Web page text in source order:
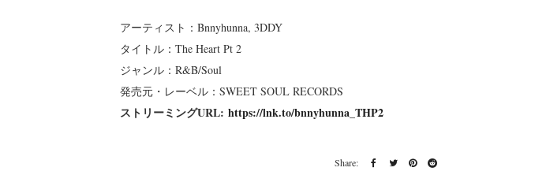
アーティスト：Bnnyhunna, 3DDY
タイトル：The Heart Pt 2
ジャンル：R&B/Soul
発売元・レーベル：SWEET SOUL RECORDS
ストリーミングURL: https://lnk.to/bnnyhunna_THP2